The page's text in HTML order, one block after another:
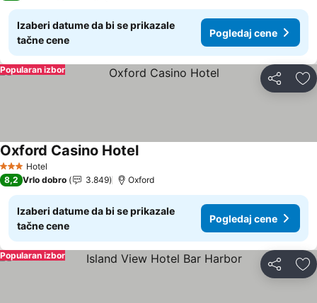
Izaberi datume da bi se prikazale
tačne cene
Pogledaj cene
Deli
Popularan izbor
3 Zvezdice
Hotel
Oxford Casino Hotel
8,2 Vrlo dobro 3.849 Oxford
Izaberi datume da bi se prikazale
tačne cene
Pogledaj cene
Deli
Popularan izbor